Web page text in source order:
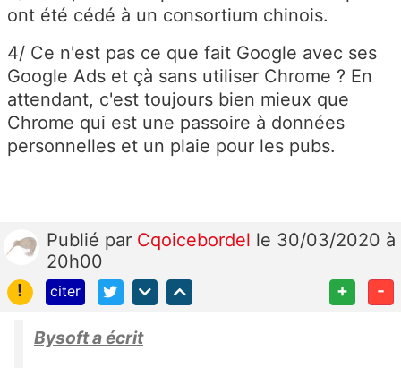
ont été cédé à un consortium chinois.
4/ Ce n'est pas ce que fait Google avec ses
Google Ads et çà sans utiliser Chrome ? En
attendant, c'est toujours bien mieux que
Chrome qui est une passoire à données
personnelles et un plaie pour les pubs.
Publié par Cqoicebordel le 30/03/2020 à
20h00
!
citer + -
Bysoft a écrit